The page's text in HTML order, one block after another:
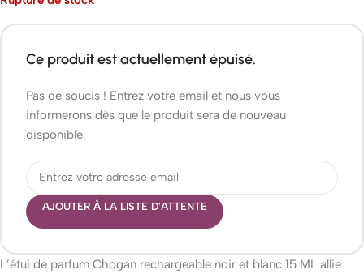
Ce produit est actuellement épuisé.
Pas de soucis ! Entrez votre email et nous vous
informerons dès que le produit sera de nouveau
disponible.
AJOUTER À LA LISTE D'ATTENTE
L’étui de parfum Chogan rechargeable noir et blanc 15 ML allie